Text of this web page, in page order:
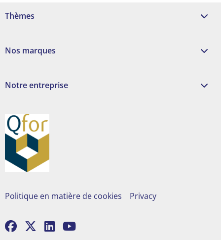
Thèmes
Nos marques
Notre entreprise
Politique en matière de cookies Privacy
Go
GoGo Go